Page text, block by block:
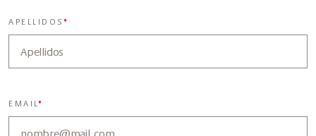
APELLIDOS*
EMAIL*